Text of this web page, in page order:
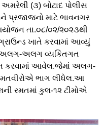
(૩) બોટાદ પોલીસ
પ્રજાજનો માટે ભાવનગર
તા.૦૮/૦૨/૨૦૨૩થી
ખાતે કરવામાં આવ્યું
અલગ વ્યકિતગત
કરવામાં આવેલ.જેમાં અલગ-
ભાગ લીધેલ.આ
રમતમાં કુલ-૧૨ ટીમોએ